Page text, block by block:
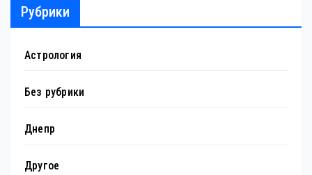
Рубрики
Астрология
Без рубрики
Днепр
Другое